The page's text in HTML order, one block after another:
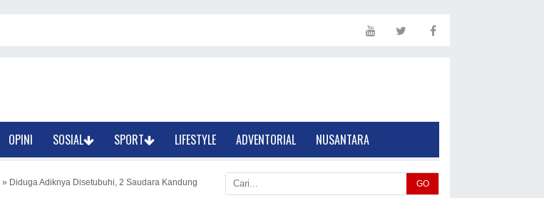
OPINI SOSIAL SPORT LIFESTYLE ADVENTORIAL NUSANTARA
» Diduga Adiknya Disetubuhi, 2 Saudara Kandung
GO